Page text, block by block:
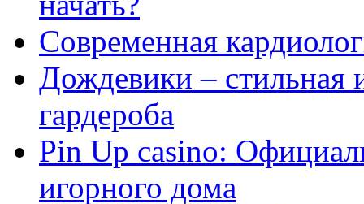
Современная
Дождевики – стильная
гардероба
Pin Up casino:
игорного дома